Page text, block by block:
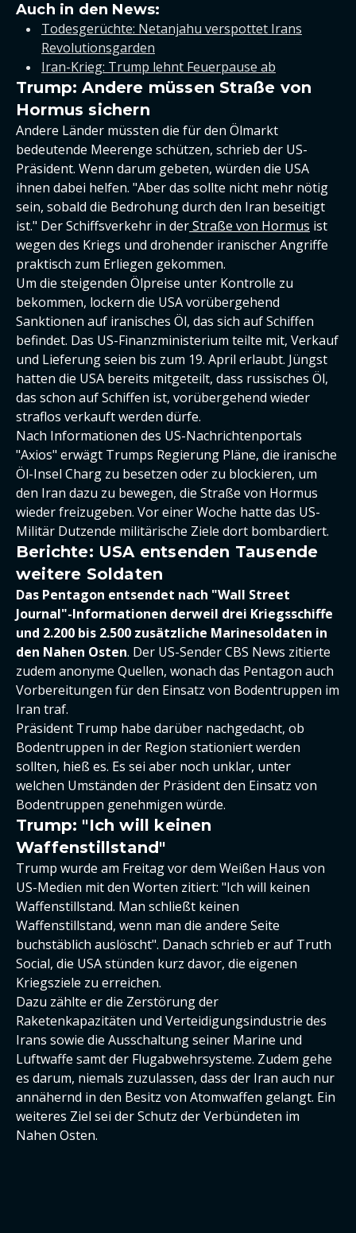
Auch in den News:
Todesgerüchte: Netanjahu verspottet Irans
Revolutionsgarden
Iran-Krieg: Trump lehnt Feuerpause ab
Trump: Andere müssen Straße von
Hormus sichern
Andere Länder müssten die für den Ölmarkt
bedeutende Meerenge schützen, schrieb der US-
Präsident. Wenn darum gebeten, würden die USA
ihnen dabei helfen. "Aber das sollte nicht mehr nötig
sein, sobald die Bedrohung durch den Iran beseitigt
ist." Der Schiffsverkehr in derStraße von Hormus ist
wegen des Kriegs und drohender iranischer Angriffe
praktisch zum Erliegen gekommen.
Um die steigenden Ölpreise unter Kontrolle zu
bekommen, lockern die USA vorübergehend
Sanktionen auf iranisches Öl, das sich auf Schiffen
befindet. Das US-Finanzministerium teilte mit, Verkauf
und Lieferung seien bis zum 19. April erlaubt. Jüngst
hatten die USA bereits mitgeteilt, dass russisches Öl,
das schon auf Schiffen ist, vorübergehend wieder
straflos verkauft werden dürfe.
Nach Informationen des US-Nachrichtenportals
"Axios" erwägt Trumps Regierung Pläne, die iranische
Öl-Insel Charg zu besetzen oder zu blockieren, um
den Iran dazu zu bewegen, die Straße von Hormus
wieder freizugeben. Vor einer Woche hatte das US-
Militär Dutzende militärische Ziele dort bombardiert.
Berichte: USA entsenden Tausende
weitere Soldaten
Das Pentagon entsendet nach "Wall Street
Journal"-Informationen derweil drei Kriegsschiffe
und 2.200 bis 2.500 zusätzliche Marinesoldaten in
den Nahen Osten. Der US-Sender CBS News zitierte
zudem anonyme Quellen, wonach das Pentagon auch
Vorbereitungen für den Einsatz von Bodentruppen im
Iran traf.
Präsident Trump habe darüber nachgedacht, ob
Bodentruppen in der Region stationiert werden
sollten, hieß es. Es sei aber noch unklar, unter
welchen Umständen der Präsident den Einsatz von
Bodentruppen genehmigen würde.
Trump: "Ich will keinen
Waffenstillstand"
Trump wurde am Freitag vor dem Weißen Haus von
US-Medien mit den Worten zitiert: "Ich will keinen
Waffenstillstand. Man schließt keinen
Waffenstillstand, wenn man die andere Seite
buchstäblich auslöscht". Danach schrieb er auf Truth
Social, die USA stünden kurz davor, die eigenen
Kriegsziele zu erreichen.
Dazu zählte er die Zerstörung der
Raketenkapazitäten und Verteidigungsindustrie des
Irans sowie die Ausschaltung seiner Marine und
Luftwaffe samt der Flugabwehrsysteme. Zudem gehe
es darum, niemals zuzulassen, dass der Iran auch nur
annähernd in den Besitz von Atomwaffen gelangt. Ein
weiteres Ziel sei der Schutz der Verbündeten im
Nahen Osten.